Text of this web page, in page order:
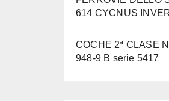
614 CYCNUS
COCHE 2ª CLASE
948-9 B serie 5417